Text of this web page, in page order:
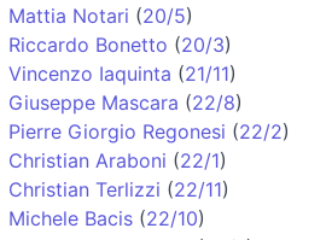
Mattia Notari (20/5)
Riccardo Bonetto (20/3)
Vincenzo Iaquinta (21/11)
Giuseppe Mascara (22/8)
Pierre Giorgio Regonesi (22/2)
Christian Araboni (22/1)
Christian Terlizzi (22/11)
Michele Bacis (22/10)